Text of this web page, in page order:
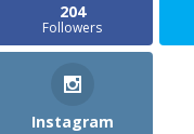
204
Followers
Instagram